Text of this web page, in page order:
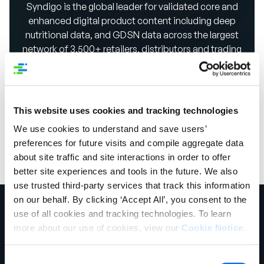
This website uses cookies and tracking technologies
We use cookies to understand and save users’
preferences for future visits and compile aggregate data
about site traffic and site interactions in order to offer
better site experiences and tools in the future. We also
use trusted third-party services that track this information
on our behalf. By clicking ‘Accept All’, you consent to the
use of all cookies and tracking technologies. To learn
more about our use of cookies, view our Cookie Notice.
Syndigo is the global leader for validated core and
enhanced digital product content including deep
nutritional data, and GDSN data across the largest
network of 3,500+ retailers, distributors and trading
partners, including over 18,000+ manufacturer and
Demandez une démo